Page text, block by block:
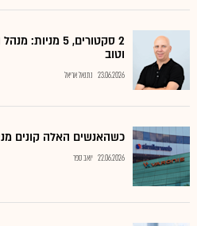
2 סקטורים, 5
וטוב
23.06.2026 נתנאל אריאל
כשהאנשים האלה קונים
22.06.2026 יואב ספר